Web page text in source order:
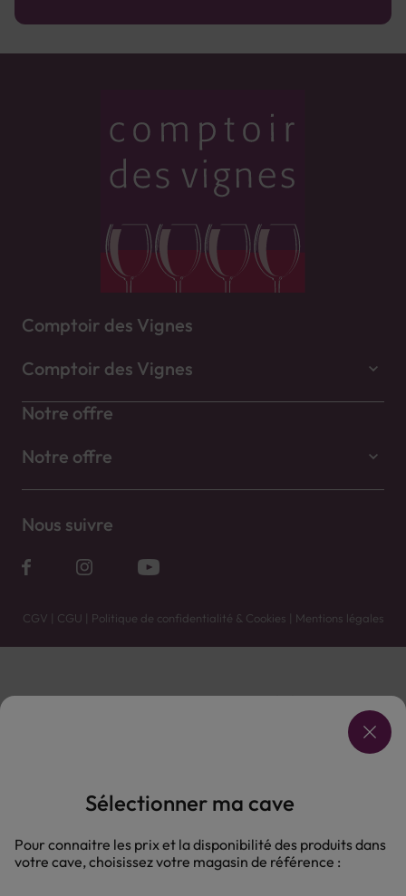
Comptoir des Vignes
Comptoir des Vignes
Notre offre
Notre offre
Nous suivre
CGV | CGU | Politique de confidentialité & Cookies | Mentions légales
Vente uniquement en caves. Contactez votre caviste pour plus de renseignements.
L'ABUS D'ALCOOL EST DANGEREUX POUR LA SANTÉ, À CONSOMMER AVEC MODÉRATION.
Sélectionner ma cave
Pour connaitre les prix et la disponibilité des produits dans
votre cave, choisissez votre magasin de référence :